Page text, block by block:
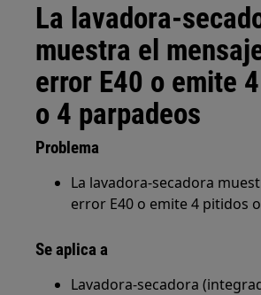
La lavadora-
muestra el
error E40 o emite
o 4 parpadeos
Problema
La lavadora-secadora
error E40 o emite 4 pitidos
Se aplica a
Lavadora-secadora